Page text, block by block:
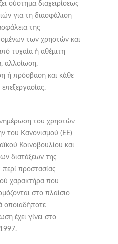
σύστημα διαχειρίσεως
για τη διασφάλιση
της
των χρηστών και
τυχαία ή αθέμιτη
αλλοίωση,
ή πρόσβαση και κάθε
του χρηστών
του Κανονισμού (ΕΕ)
Κοινοβουλίου και
διατάξεων της
περί προστασίας
χαρακτήρα που
στο πλαίσιο
οποιαδήποτε
έχει γίνει στο